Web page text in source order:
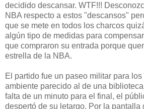
decidido descansar. WTF!!!
NBA respecto a estos "descansos"
que se mete en todos los charcos
algún tipo de medidas para
que compraron su entrada porque
estrella de la NBA.
El partido fue un paseo militar para
ambiente parecido al de una
falta de un minuto para el final, el
despertó de su letargo. Por la pantalla